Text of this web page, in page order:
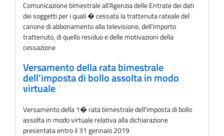
Comunicazione bimestrale all'Agenzia delle Entrate dei dati
dei soggetti per i quali � cessata la trattenuta rateale del
canone di abbonamento alla televisione, dell'importo
trattenuto, di quello residuo e delle motivazioni della
cessazione
Versamento della rata bimestrale
dell'imposta di bollo assolta in modo
virtuale
Versamento della 1� rata bimestrale dell'imposta di bollo
assolta in modo virtuale relativa alla dichiarazione
presentata entro il 31 gennaio 2019